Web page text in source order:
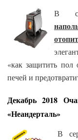
В
«как защитить пол
печей и
Декабрь 2018
«Неандерталь»
В